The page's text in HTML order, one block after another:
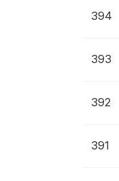
394
393
392
391